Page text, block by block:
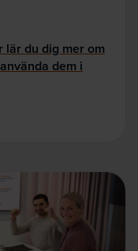
lär du dig mer om
dem i